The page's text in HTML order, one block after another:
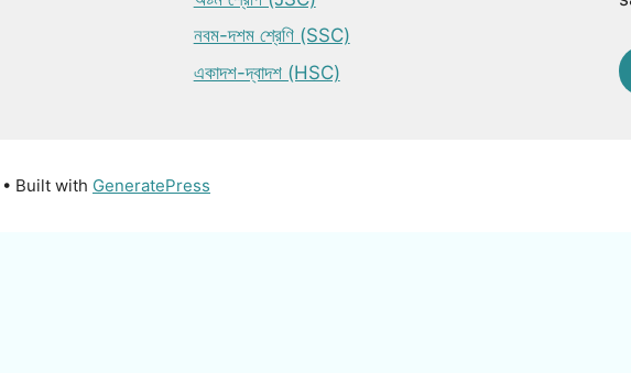
নবম-দশম শ্রেণি (SSC)
একাদশ-দ্বাদশ (HSC)
• Built with GeneratePress